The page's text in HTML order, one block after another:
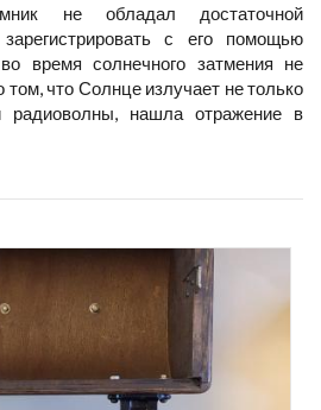
не обладал достаточной
с его помощью
время солнечного затмения не
что Солнце излучает не только
радиоволны, нашла отражение в